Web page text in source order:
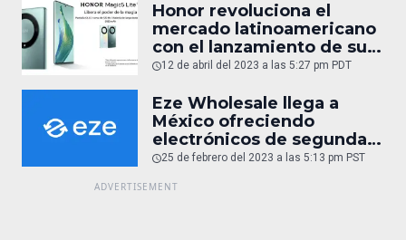
Honor revoluciona el
mercado latinoamericano
con el lanzamiento de sus
innovadores teléfonos
cinematográficas de alta
gama
12 de abril del 2023 a las 5:27 pm PDT
Eze Wholesale llega a
México ofreciendo
electrónicos de segunda
mano y reacondicionados
25 de febrero del 2023 a las 5:13 pm PST